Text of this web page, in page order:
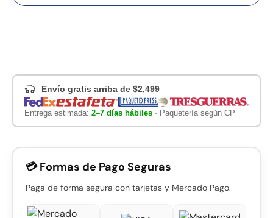
Envío gratis arriba de $2,499
Entrega estimada: 2–7 días hábiles· Paquetería según CP
💳 Formas de Pago Seguras
Paga de forma segura con tarjetas y Mercado Pago.